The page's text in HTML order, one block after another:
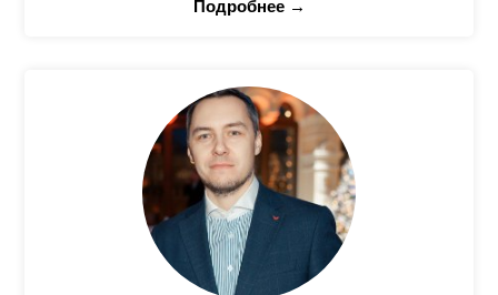
Подробнее →